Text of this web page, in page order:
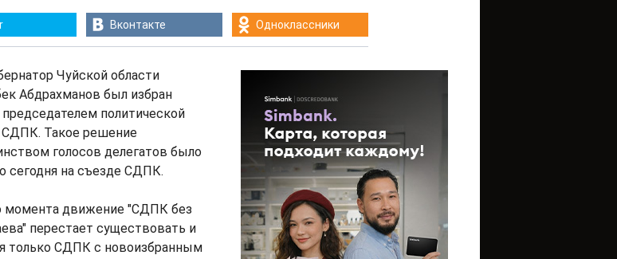
Вконтакте Одноклассники
Чуйской области
Абдрахманов был избран
политической
СДПК. Такое решение
голосов делегатов было
сегодня на съезде СДПК.
момента движение "СДПК без
перестает существовать и
только СДПК с новоизбранным